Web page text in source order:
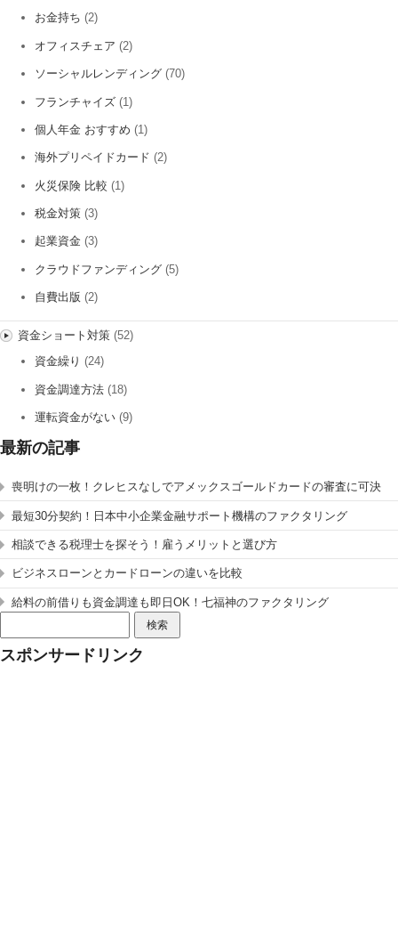
お金持ち (2)
オフィスチェア (2)
ソーシャルレンディング (70)
フランチャイズ (1)
個人年金 おすすめ (1)
海外プリペイドカード (2)
火災保険 比較 (1)
税金対策 (3)
起業資金 (3)
クラウドファンディング (5)
自費出版 (2)
資金ショート対策(52)
資金繰り (24)
資金調達方法 (18)
運転資金がない (9)
最新の記事
喪明けの一枚！クレヒスなしでアメックスゴールドカードの審査に可決
最短30分契約！日本中小企業金融サポート機構のファクタリング
相談できる税理士を探そう！雇うメリットと選び方
ビジネスローンとカードローンの違いを比較
給料の前借りも資金調達も即日OK！七福神のファクタリング
索:
スポンサードリンク